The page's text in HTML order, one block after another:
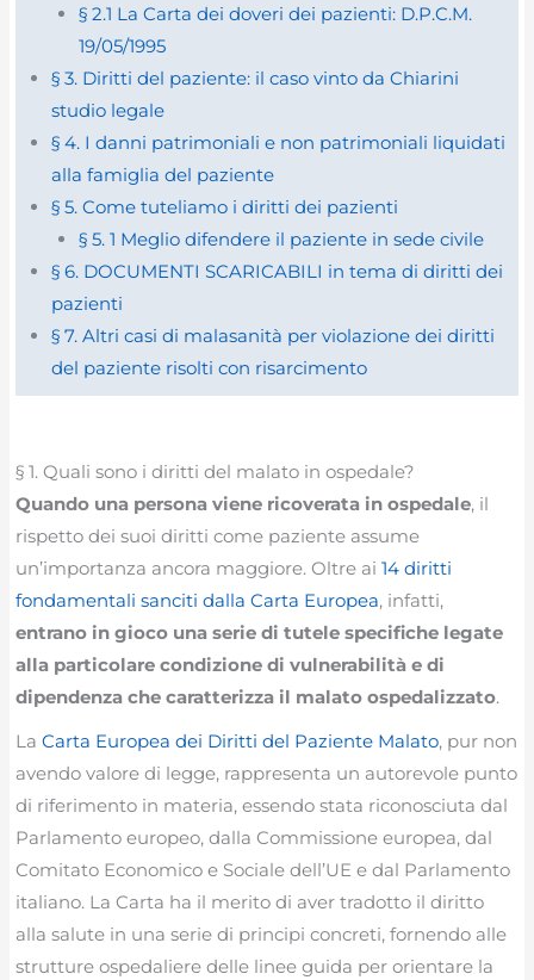
§ 2.1 La Carta dei doveri dei pazienti: D.P.C.M.
19/05/1995
§ 3. Diritti del paziente: il caso vinto da Chiarini
studio legale
§ 4. I danni patrimoniali e non patrimoniali liquidati
alla famiglia del paziente
§ 5. Come tuteliamo i diritti dei pazienti
§ 5. 1 Meglio difendere il paziente in sede civile
§ 6. DOCUMENTI SCARICABILI in tema di diritti dei
pazienti
§ 7. Altri casi di malasanità per violazione dei diritti
del paziente risolti con risarcimento
§ 1. Quali sono i diritti del malato in ospedale?
Quando una persona viene ricoverata in ospedale, il
rispetto dei suoi diritti come paziente assume
un’importanza ancora maggiore. Oltre ai14 diritti
fondamentali sanciti dalla Carta Europea, infatti,
entrano in gioco una serie di tutele specifiche legate
alla particolare condizione di vulnerabilità e di
dipendenza che caratterizza il malato ospedalizzato.
LaCarta Europea dei Diritti del Paziente Malato, pur non
avendo valore di legge, rappresenta un autorevole punto
di riferimento in materia, essendo stata riconosciuta dal
Parlamento europeo, dalla Commissione europea, dal
Comitato Economico e Sociale dell’UE e dal Parlamento
italiano. La Carta ha il merito di aver tradotto il diritto
alla salute in una serie di principi concreti, fornendo alle
strutture ospedaliere delle linee guida per orientare la